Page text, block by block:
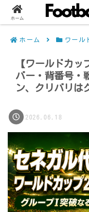
ホーム ワール
【ワールドカッ
バー・背番号・
ン、クリバリは
2026.06.18
ホーム